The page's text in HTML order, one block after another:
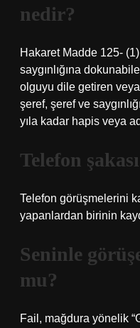
nedir?
Hakaret Madde 125-
saygınlığına
olguyu dile getiren
şeref, şeref ve
yıla kadar hapis veya
Telefon
Telefon görüşmelerini
yapanlardan birinin
Seninle
mu?
Fail, mağdura yönelik